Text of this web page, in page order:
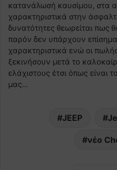
κατανάλωσή καυσίμου, στα
χαρακτηριστικά στην
δυνατότητες θεωρείται πως
παρόν δεν υπάρχουν επίσημα
χαρακτηριστικά ενώ οι
ξεκινήσουν μετά το
ελάχιστους έτσι όπως είναι
μας…
JEEP
νέο